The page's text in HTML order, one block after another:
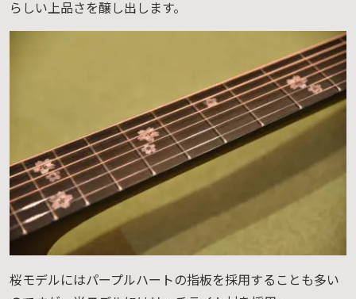
らしい上品さを醸し出します。
桜モデルにはパープルハートの指板を採用することも多い